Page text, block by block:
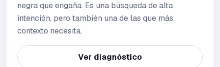
negra que engaña. Es una búsqueda de alta
intención, pero también una de las que más
contexto necesita.
Ver diagnóstico